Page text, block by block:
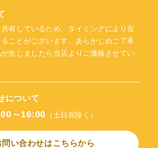
有しているため、タイミングにより在
ことがございます。あらかじめご了承
が生じましたら当店よりご連絡させてい
について
～16:00 （土日祝除く）
問い合わせはこちらから